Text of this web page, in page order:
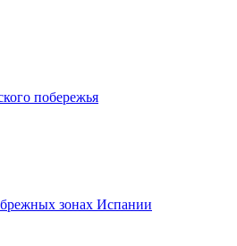
побережья
зонах Испании